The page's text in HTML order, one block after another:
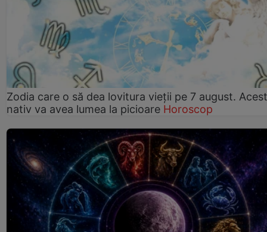
Zodia care o să dea lovitura vieții pe 7 august. Acest
nativ va avea lumea la picioare Horoscop